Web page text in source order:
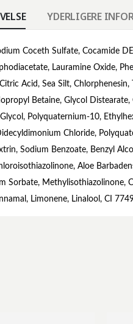
YDERLIGERE
Coceth Sulfate, Cocamide
Lauramine Oxide,
Acid, Sea Silt,
Betaine, Glycol
Polyquaternium-10,
Chloride,
Sodium Benzoate, Benzyl
Aloe
Sorbate, Methylisothiazolinone,
Limonene, Linalool, CI